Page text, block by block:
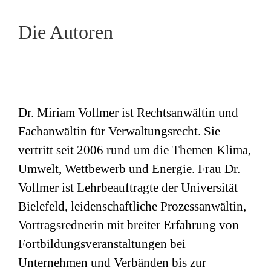
Die Autoren
Dr. Miriam Vollmer ist Rechtsanwältin und
Fachanwältin für Verwaltungsrecht. Sie
vertritt seit 2006 rund um die Themen Klima,
Umwelt, Wettbewerb und Energie. Frau Dr.
Vollmer ist Lehrbeauftragte der Universität
Bielefeld, leidenschaftliche Prozessanwältin,
Vortragsrednerin mit breiter Erfahrung von
Fortbildungsveranstaltungen bei
Unternehmen und Verbänden bis zur